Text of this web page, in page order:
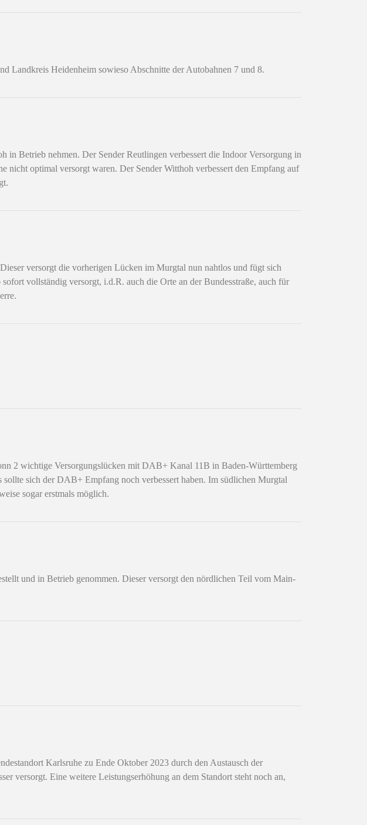
Landkreis Heidenheim sowieso Abschnitte der Autobahnen 7 und 8.
Betrieb nehmen. Der Sender Reutlingen verbessert die Indoor Versorgung in
nicht optimal versorgt waren. Der Sender Witthoh verbessert den Empfang auf
versorgt die vorherigen Lücken im Murgtal nun nahtlos und fügt sich
vollständig versorgt, i.d.R. auch die Orte an der Bundesstraße, auch für
2 wichtige Versorgungslücken mit DAB+ Kanal 11B in Baden-Württemberg
sich der DAB+ Empfang noch verbessert haben. Im südlichen Murgtal
sogar erstmals möglich.
und in Betrieb genommen. Dieser versorgt den nördlichen Teil vom Main-
Karlsruhe zu Ende Oktober 2023 durch den Austausch der
versorgt. Eine weitere Leistungserhöhung an dem Standort steht noch an,